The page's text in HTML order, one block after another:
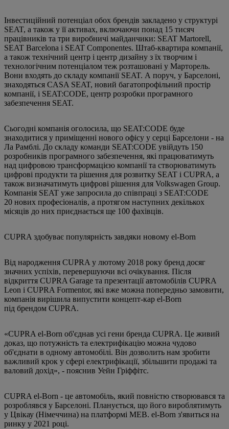
Інвестиційний потенціал обох брендів закладено у структурі
SEAT, а також у її активах, включаючи понад 15 тисяч
працівників та три виробничі майданчики: SEAT Martorell,
SEAT Barcelona і SEAT Componentes. Штаб‑квартира компанії,
а також технічний центр і центр дизайну з їх творчим і
технологічним потенціалом теж розташовані у Марторель.
Вони входять до складу компанії SEAT. А поруч, у Барселоні,
знаходяться CASA SEAT, новий багатопрофільний простір
компанії, і SEAT:CODE, центр розробки програмного
забезпечення SEAT.
Сьогодні компанія оголосила, що SEAT:CODE буде
знаходитися у приміщенні нового офісу у серці Барселони - на
Ла Рамблі. До складу команди SEAT:CODE увійдуть 150
розробників програмного забезпечення, які працюватимуть
над цифровою трансформацією компанії та створюватимуть
цифрові продукти та рішення для розвитку SEAT і CUPRA, а
також визначатимуть цифрові рішення для Volkswagen Group.
Компанія SEAT уже запросила до співпраці з SEAT:CODE
20 нових професіоналів, а протягом наступних декількох
місяців до них приєднається ще 100 фахівців.
CUPRA здобуває популярність завдяки новому el-Born
Від народження CUPRA у лютому 2018 року бренд досяг
значних успіхів, перевершуючи всі очікування. Після
відкриття CUPRA Garage та презентації автомобілів CUPRA
Leon і CUPRA Formentor, які вже можна попередньо замовити,
компанія вирішила випустити концепт-кар el-Born
під брендом CUPRA.
«CUPRA el-Born об'єднав усі гени бренда CUPRA. Це живий
доказ, що потужність та електрифікацію можна чудово
об'єднати в одному автомобілі. Він дозволить нам зробити
важливий крок у сфері електрифікації, збільшити продажі та
валовий дохід», - пояснив Уейн Гріффітс.
CUPRA el-Born - це автомобіль, який повністю створювався та
розроблявся у Барселоні. Планується, що його вироблятимуть
у Цвікау (Німеччина) на платформі MEB. el-Born з'явиться на
ринку у 2021 році.